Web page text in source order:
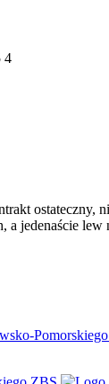
4
ostateczny,
jedenaście lew